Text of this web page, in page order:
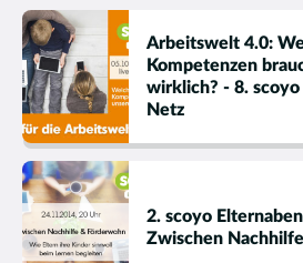
Arbeitswelt 4.0:
Kompetenzen
wirklich? - 8.
Netz
2. scoyo
Zwischen